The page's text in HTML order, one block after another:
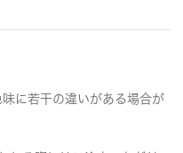
に若干の違いがある場合が